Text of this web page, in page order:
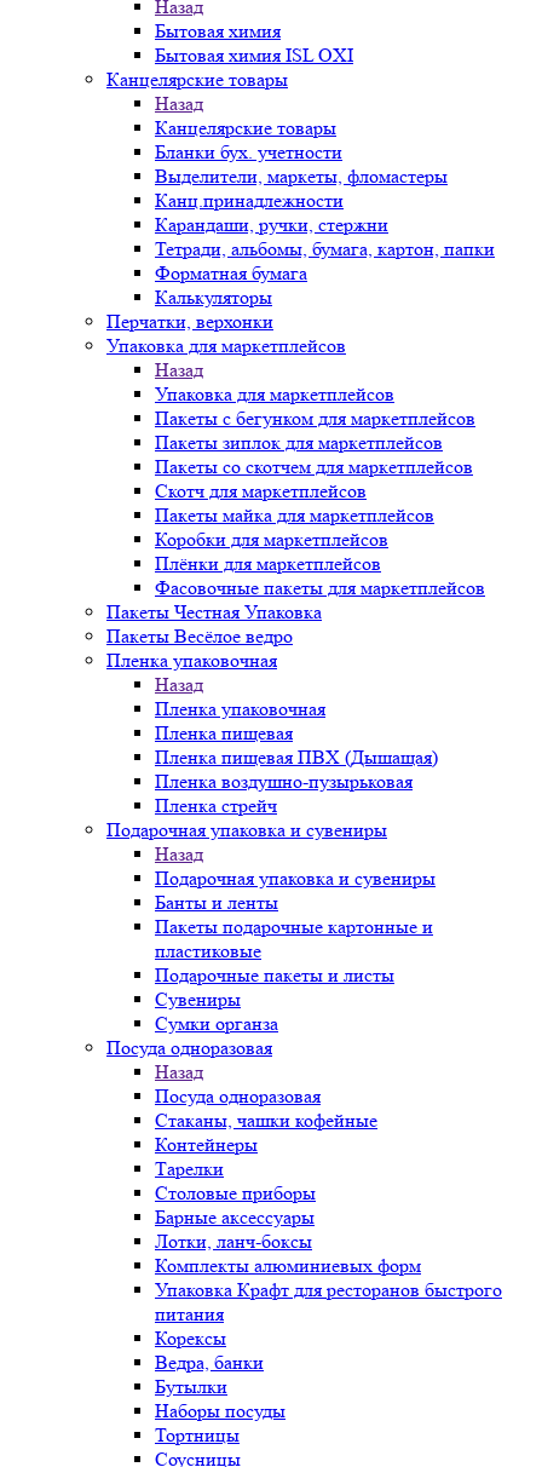
Назад
Бытовая химия
Бытовая химия ISL OXI
Канцелярские товары
Назад
Канцелярские товары
Бланки бух. учетности
Выделители, маркеты, фломастеры
Канц.принадлежности
Карандаши, ручки, стержни
Тетради, альбомы, бумага, картон, папки
Форматная бумага
Калькуляторы
Перчатки, верхонки
Упаковка для маркетплейсов
Назад
Упаковка для маркетплейсов
Пакеты с бегунком для маркетплейсов
Пакеты зиплок для маркетплейсов
Пакеты со скотчем для маркетплейсов
Скотч для маркетплейсов
Пакеты майка для маркетплейсов
Коробки для маркетплейсов
Плёнки для маркетплейсов
Фасовочные пакеты для маркетплейсов
Пакеты Честная Упаковка
Пакеты Весёлое ведро
Пленка упаковочная
Назад
Пленка упаковочная
Пленка пищевая
Пленка пищевая ПВХ (Дышащая)
Пленка воздушно-пузырьковая
Пленка стрейч
Подарочная упаковка и сувениры
Назад
Подарочная упаковка и сувениры
Банты и ленты
Пакеты подарочные картонные и
пластиковые
Подарочные пакеты и листы
Сувениры
Сумки органза
Посуда одноразовая
Назад
Посуда одноразовая
Стаканы, чашки кофейные
Контейнеры
Тарелки
Столовые приборы
Барные аксессуары
Лотки, ланч-боксы
Комплекты алюминиевых форм
Упаковка Крафт для ресторанов быстрого
питания
Корексы
Ведра, банки
Бутылки
Наборы посуды
Тортницы
Соусницы